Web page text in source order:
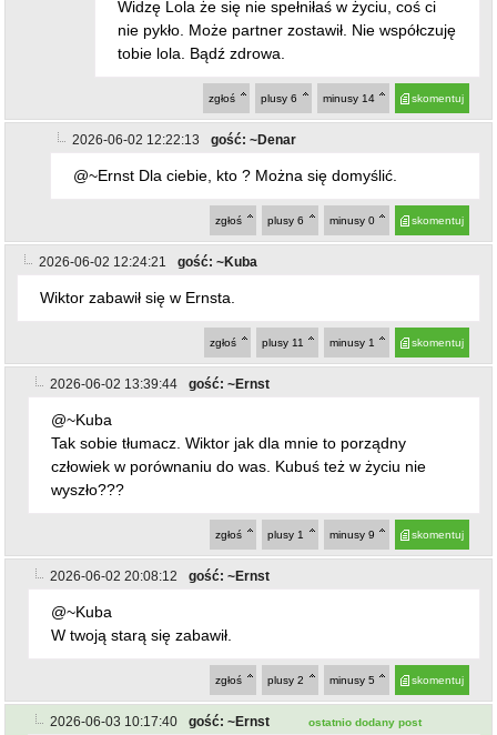
@~Ernst Dla ciebie, kto ? Można się domyślić.
plusy
zgłoś
gość: ~Kuba
Wiktor zabawił się w Ernsta.
minusy1
plusy11
zgłoś
gość: ~Ernst
@~Kuba
człowiek w porównaniu do was. Kubuś też w życiu nie
skomentuj
minusy9
plusy1
zgłoś
2026-06-02 20:08:12
@~Kuba
W twoją starą się zabawił.
2026-06-03 10:17:40 gość: ~Ernst ostatnio dodany post
On nie ma czasu takimi bzdurami sie zajmować w
porównaniu w wami.
skomentuj
minusy 6
plusy 1
zgłoś